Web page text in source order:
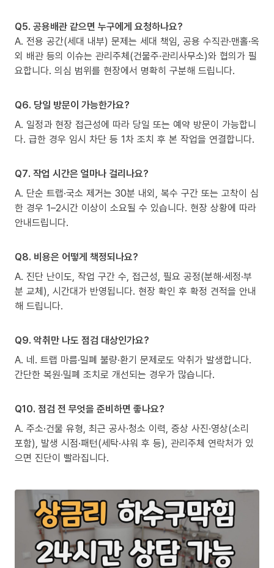
Q5. 공용배관 같으면 누구에게 요청하나요?
A. 전용 공간(세대 내부) 문제는 세대 책임, 공용 수직관·맨홀·옥
외 배관 등의 이슈는 관리주체(건물주·관리사무소)와 협의가 필
요합니다. 의심 범위를 현장에서 명확히 구분해 드립니다.
Q6. 당일 방문이 가능한가요?
A. 일정과 현장 접근성에 따라 당일 또는 예약 방문이 가능합니
다. 급한 경우 임시 차단 등 1차 조치 후 본 작업을 연결합니다.
Q7. 작업 시간은 얼마나 걸리나요?
A. 단순 트랩·국소 제거는 30분 내외, 복수 구간 또는 고착이 심
한 경우 1–2시간 이상이 소요될 수 있습니다. 현장 상황에 따라
안내드립니다.
Q8. 비용은 어떻게 책정되나요?
A. 진단 난이도, 작업 구간 수, 접근성, 필요 공정(분해·세정·부
분 교체), 시간대가 반영됩니다. 현장 확인 후 확정 견적을 안내
해 드립니다.
Q9. 악취만 나도 점검 대상인가요?
A. 네. 트랩 마름·밀폐 불량·환기 문제로도 악취가 발생합니다.
간단한 복원·밀폐 조치로 개선되는 경우가 많습니다.
Q10. 점검 전 무엇을 준비하면 좋나요?
A. 주소·건물 유형, 최근 공사·청소 이력, 증상 사진·영상(소리
포함), 발생 시점·패턴(세탁·샤워 후 등), 관리주체 연락처가 있
으면 진단이 빨라집니다.